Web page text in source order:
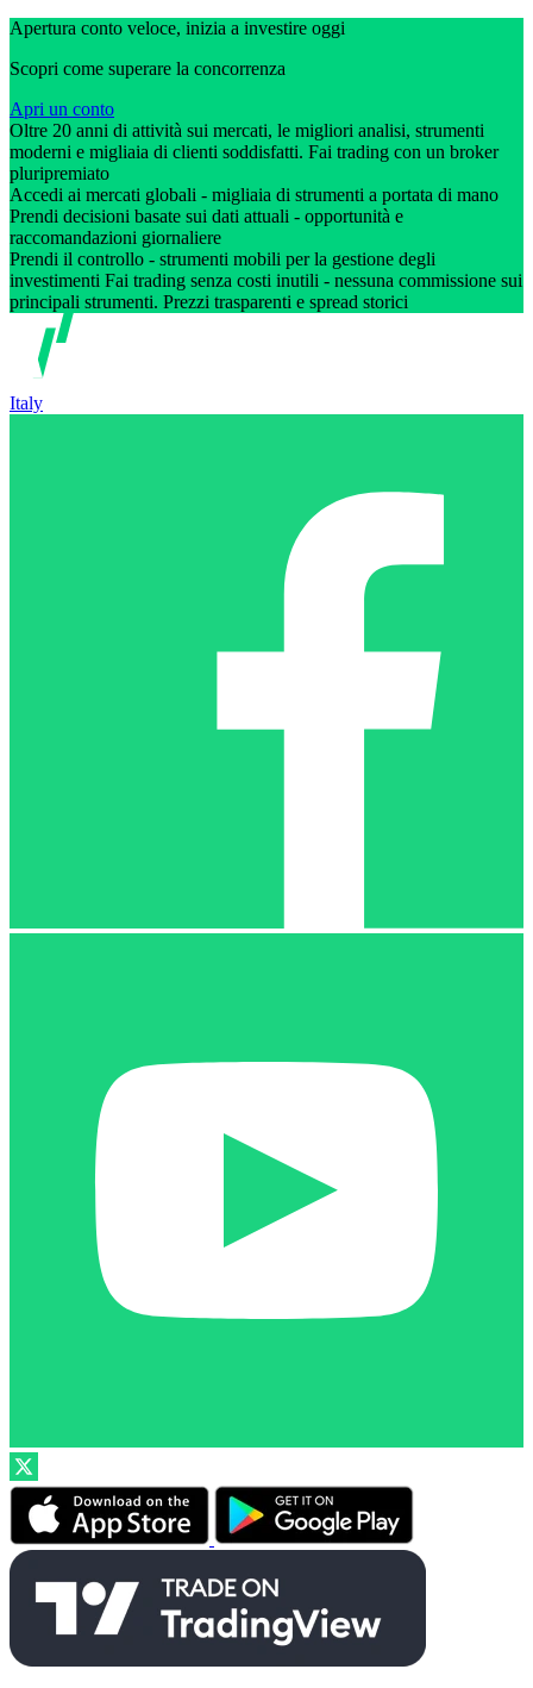
Apertura conto veloce, inizia a investire oggi
Scopri come superare la concorrenza
Apri un conto
Oltre 20 anni di attività sui mercati, le migliori analisi, strumenti
moderni e migliaia di clienti soddisfatti. Fai trading con un broker
pluripremiato
Accedi ai mercati globali - migliaia di strumenti a portata di mano
Prendi decisioni basate sui dati attuali - opportunità e
raccomandazioni giornaliere
Prendi il controllo - strumenti mobili per la gestione degli
investimenti Fai trading senza costi inutili - nessuna commissione sui
principali strumenti. Prezzi trasparenti e spread storici
Italy